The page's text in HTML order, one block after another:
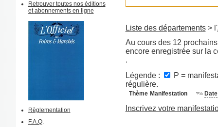
Retrouver toutes nos éditions
et abonnements en ligne
Règlementation
F.A.Q.
Liste des départements> l'
Au cours des 12
encore enregistrée sur la
.
Légende :
P =
régulière.
Thème Manifestation Date
Inscrivez votre